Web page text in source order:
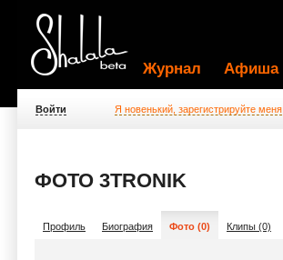
Журнал Афиша
Войти Я новенький, зарегистрируйте меня
ФОТО 3TRONIK
Профиль Биография Фото (0) Клипы (0)